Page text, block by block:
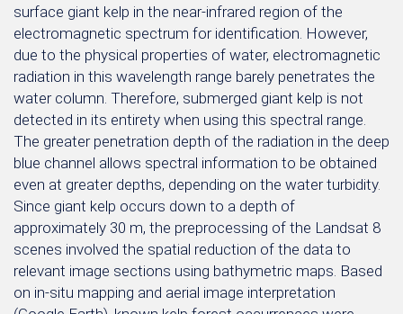
surface giant kelp in the near-infrared region of the
electromagnetic spectrum for identification. However,
due to the physical properties of water, electromagnetic
radiation in this wavelength range barely penetrates the
water column. Therefore, submerged giant kelp is not
detected in its entirety when using this spectral range.
The greater penetration depth of the radiation in the deep
blue channel allows spectral information to be obtained
even at greater depths, depending on the water turbidity.
Since giant kelp occurs down to a depth of
approximately 30 m, the preprocessing of the Landsat 8
scenes involved the spatial reduction of the data to
relevant image sections using bathymetric maps. Based
on in-situ mapping and aerial image interpretation